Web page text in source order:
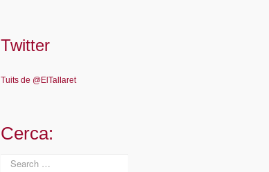
Twitter
Tuits de @ElTallaret
Cerca: